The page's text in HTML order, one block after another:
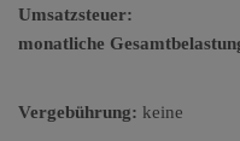
Umsatzsteuer:
monatliche
Vergebührung: keine